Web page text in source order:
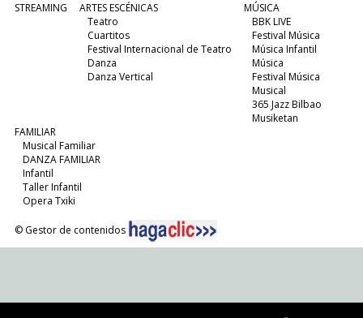
STREAMING
ARTES ESCÉNICAS
Teatro
Cuartitos
Festival Internacional de Teatro
Danza
Danza Vertical
MÚSICA
BBK LIVE
Festival Música
Música Infantil
Música
Festival Música
Musical
365 Jazz Bilbao
Musiketan
FAMILIAR
Musical Familiar
DANZA FAMILIAR
Infantil
Taller Infantil
Opera Txiki
© Gestor de contenidos